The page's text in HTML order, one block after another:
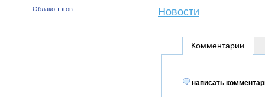
Облако тэгов
Новости
Комментарии
написать